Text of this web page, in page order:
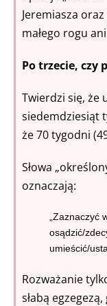
Jeremiasza
małego rogu
Po trzecie, czy
Twierdzi się, że
siedemdziesiąt
że 70 tygodni
Słowa
oznaczają:
„Zaznaczyć
osądzić/
umieścić/
Rozważanie
słabą